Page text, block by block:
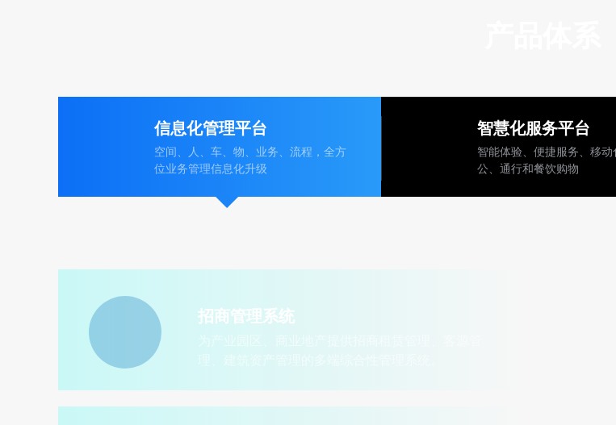
信息化管理平台
空间、人、车、物、业务、流程，全方
位业务管理信息化升级
智慧化服务平台
智能体验、便捷服务、移动
公、通行和餐饮购物
招商管理系统
园区服务门户
园区对外介绍、招商、办事统一入
口，园区服务申请窗口